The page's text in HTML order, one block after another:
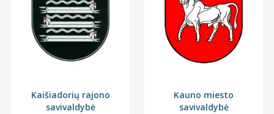
Kaišiadorių rajono
savivaldybė
Kauno miesto
savivaldybė